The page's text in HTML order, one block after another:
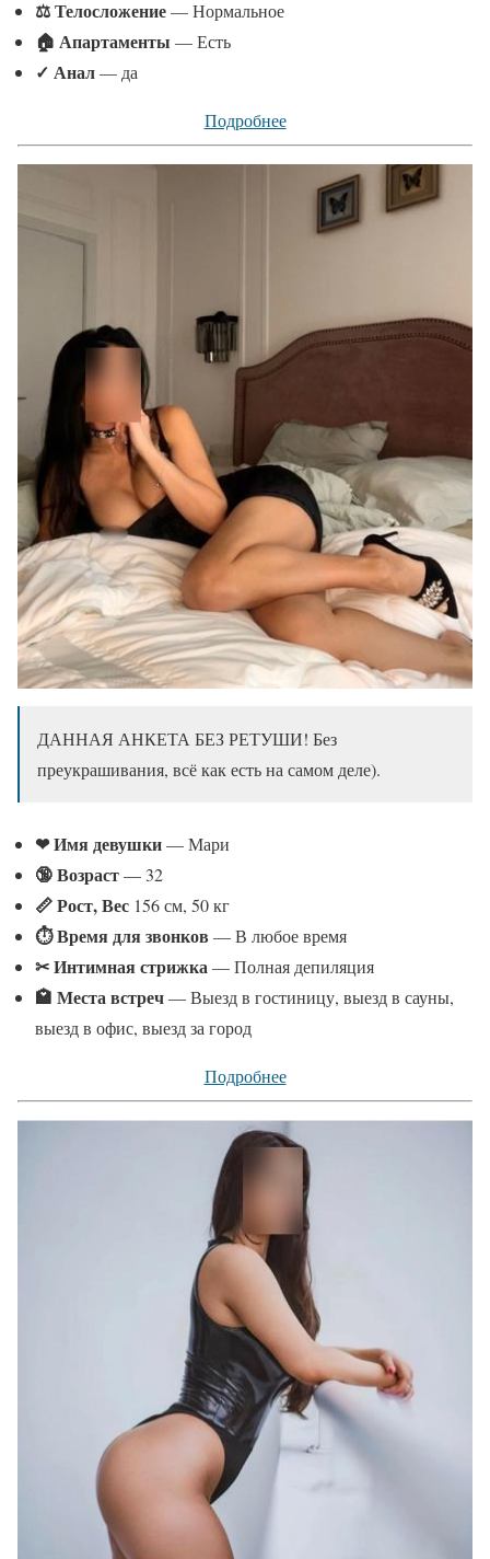
⚖ Телосложение— Нормальное
🏠 Апартаменты — Есть
✓ Анал— да
Подробнее
ДАННАЯ АНКЕТА БЕЗ РЕТУШИ! Без
преукрашивания, всё как есть на самом деле).
❤ Имя девушки— Мари
🔞 Возраст— 32
📏 Рост, Вес 156 см, 50 кг
⏱ Время для звонков — В любое время
✂ Интимная стрижка — Полная депиляция
🏩 Места встреч— Выезд в гостиницу, выезд в сауны,
выезд в офис, выезд за город
Подробнее